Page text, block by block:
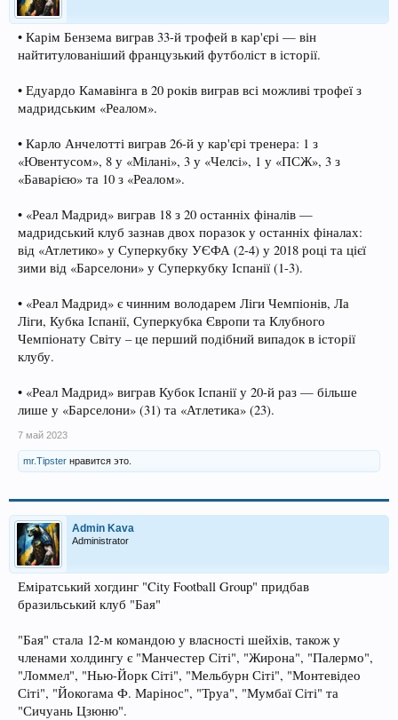
• Карім Бензема виграв 33-й трофей в кар'єрі — він
найтитулованіший французький футболіст в історії.
• Едуардо Камавінга в 20 років виграв всі можливі трофеї з
мадридським «Реалом».
• Карло Анчелотті виграв 26-й у кар'єрі тренера: 1 з
«Ювентусом», 8 у «Мілані», 3 у «Челсі», 1 у «ПСЖ», 3 з
«Баварією» та 10 з «Реалом».
• «Реал Мадрид» виграв 18 з 20 останніх фіналів —
мадридський клуб зазнав двох поразок у останніх фіналах:
від «Атлетико» у Суперкубку УЄФА (2-4) у 2018 році та цієї
зими від «Барселони» у Суперкубку Іспанії (1-3).
• «Реал Мадрид» є чинним володарем Ліги Чемпіонів, Ла
Ліги, Кубка Іспанії, Суперкубка Європи та Клубного
Чемпіонату Світу – це перший подібний випадок в історії
клубу.
• «Реал Мадрид» виграв Кубок Іспанії у 20-й раз — більше
лише у «Барселони» (31) та «Атлетика» (23).
7 май 2023
mr.Tipster нравится это.
Admin Kava
Administrator
Еміратський хогдинг "City Football Group" придбав
бразильський клуб "Бая"
"Бая" стала 12-м командою у власності шейхів, також у
членами холдингу є "Манчестер Сіті", "Жирона", "Палермо",
"Ломмел", "Нью-Йорк Сіті", "Мельбурн Сіті", "Монтевідео
Сіті", "Йокогама Ф. Марінос", "Труа", "Мумбаї Сіті" та
"Сичуань Цзюню".